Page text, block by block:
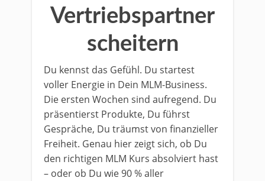
Vertriebspartner
scheitern
Du kennst das Gefühl. Du startest
voller Energie in Dein MLM-Business.
Die ersten Wochen sind aufregend. Du
präsentierst Produkte, Du führst
Gespräche, Du träumst von finanzieller
Freiheit. Genau hier zeigt sich, ob Du
den richtigen MLM Kurs absolviert hast
– oder ob Du wie 90 % aller